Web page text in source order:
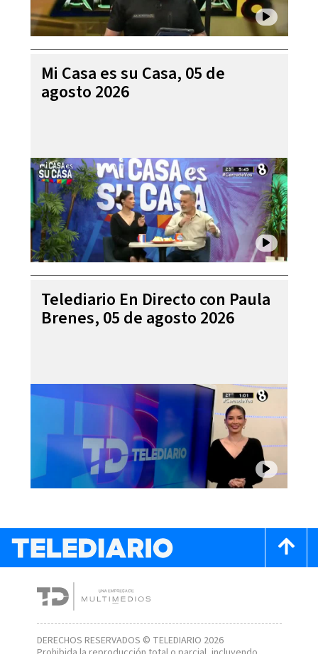
Mi Casa es su Casa, 05 de
agosto 2026
Telediario En Directo con Paula
Brenes, 05 de agosto 2026
DERECHOS RESERVADOS © TELEDIARIO 2026